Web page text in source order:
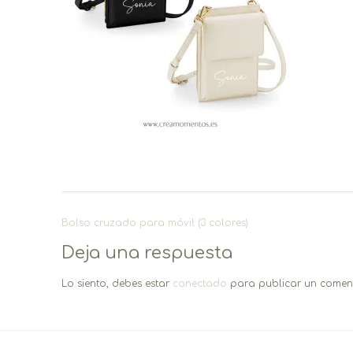
Navegación
entradas
Bolso cruzado para móvil (3 colores)
Deja una respuesta
Lo siento, debes estar conectado para publicar un